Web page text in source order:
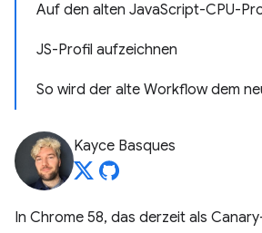
Auf den alten JavaScript-CPU-
JS-Profil aufzeichnen
So wird der alte Workflow dem
Kayce Basques
In Chrome 58, das derzeit als